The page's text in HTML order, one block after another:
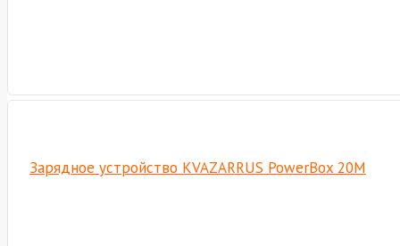
Зарядное устройство KVAZARRUS PowerBox 20M